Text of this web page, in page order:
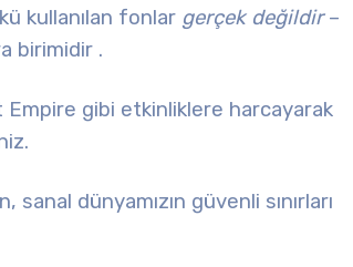
kullanılan fonlar gerçek değildir–
birimidir .
Empire gibi etkinliklere harcayarak
dünyamızın güvenli sınırları